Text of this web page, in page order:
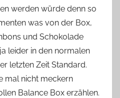
e
werden würde denn so
was von der Box,
und Schokolade
leider in den normalen
letzten Zeit Standard.
mal nicht meckern
Balance Box erzählen.